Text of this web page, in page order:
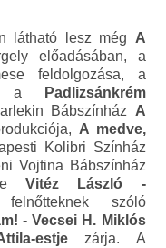
látható lesz még A
előadásában, a
feldolgozása, a
a Padlizsánkrém
Bábszínház A
A medve,
Kolibri Színház
Vojtina Bábszínház
Vitéz László -
szóló
- Vecsei H. Miklós
estjezárja. A